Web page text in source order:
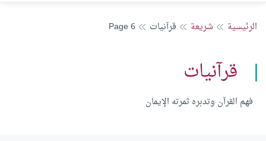
الرئيسية شريعة قرآنيات Page 6
قرآنيات
فهم القرآن وتدبره ثمرته الإيمان